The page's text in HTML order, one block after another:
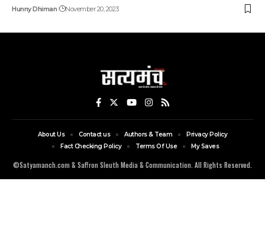
Hunny Dhiman November 20, 2023
©Satyamanch.com & Saffron Sleuth Media & Communication. All Rights Reserved.
About Us Contact us Authors & Team
Privacy Policy
Fact Checking Policy
Terms Of Use My Saves